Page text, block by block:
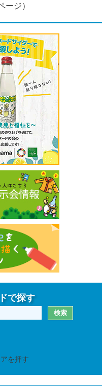
ージ）
で探す
を押す